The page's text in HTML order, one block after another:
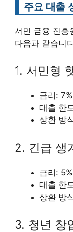
주요 대출
서민 금융 진흥
다음과 같습니
1. 서민형
금리:
대출 한
상환 방
2. 긴급 생
금리:
대출 한
상환 방
3. 청년 창